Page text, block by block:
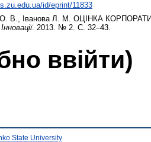
id/eprint/11833
В. Іванова Л. М. ОЦІНКА
. 2013. № 2. С. 32–43.
ввійти)
State University